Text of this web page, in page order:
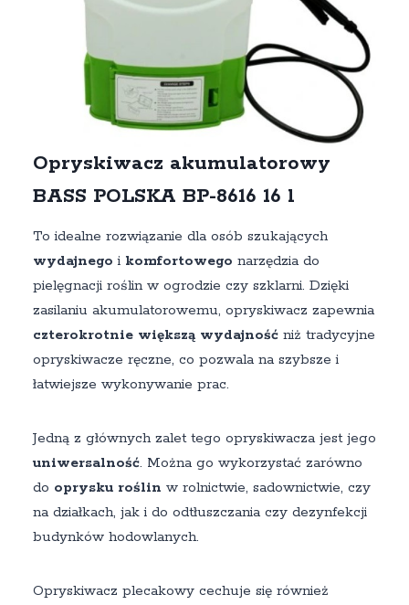
Opryskiwacz akumulatorowy
BASS POLSKA BP-8616 16 l
To idealne rozwiązanie dla osób szukających
wydajnego i komfortowego narzędzia do
pielęgnacji roślin w ogrodzie czy szklarni. Dzięki
zasilaniu akumulatorowemu, opryskiwacz zapewnia
czterokrotnie większą wydajnośćniż tradycyjne
opryskiwacze ręczne, co pozwala na szybsze i
łatwiejsze wykonywanie prac.
Jedną z głównych zalet tego opryskiwacza jest jego
uniwersalność. Można go wykorzystać zarówno
do oprysku roślin w rolnictwie, sadownictwie, czy
na działkach, jak i do odtłuszczania czy dezynfekcji
budynków hodowlanych.
Opryskiwacz plecakowy cechuje się również